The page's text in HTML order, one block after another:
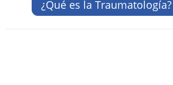
¿Qué es la Traumatología?